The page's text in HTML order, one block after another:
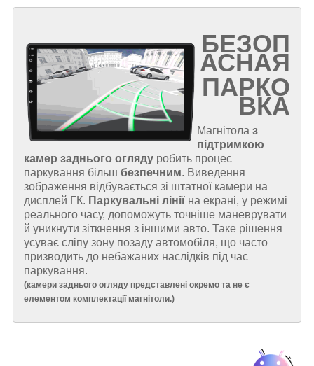
БЕЗОП
АСНАЯ
ПАРКО
ВКА
Магнітола з
підтримкою
камер заднього огляду робить процес
паркування більш безпечним. Виведення
зображення відбувається зі штатної камери на
дисплей ГК. Паркувальні лінії на екрані, у режимі
реального часу, допоможуть точніше маневрувати
й уникнути зіткнення з іншими авто. Таке рішення
усуває сліпу зону позаду автомобіля, що часто
призводить до небажаних наслідків під час
паркування.
(камери заднього огляду представлені окремо та не є
елементом комплектації магнітоли.)